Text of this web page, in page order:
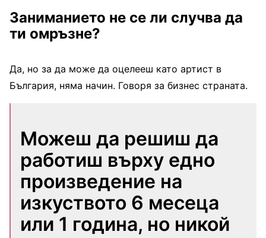
Заниманието не се ли случва да
ти омръзне?
Да, но за да може да оцелееш като артист в
България, няма начин. Говоря за бизнес страната.
Можеш да решиш да
работиш върху едно
произведение на
изкуството 6 месеца
или 1 година, но никой